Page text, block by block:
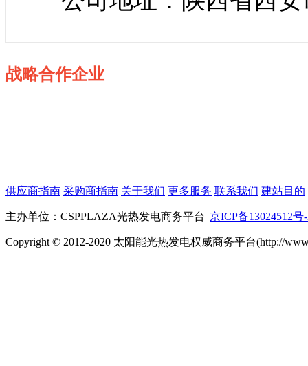
战略合作企业
供应商指南 采购商指南 关于我们 更多服务 联系我们 建站目的
主办单位：CSPPLAZA光热发电商务平台| 京ICP备13024512号
Copyright © 2012-2020 太阳能光热发电权威商务平台(http://